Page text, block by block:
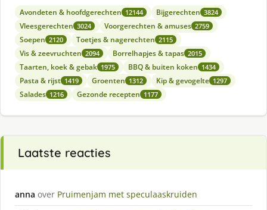
Avondeten & hoofdgerechten 12144 Bijgerechten 3824
Vleesgerechten 3024 Voorgerechten & amuses 2759
Soepen 2120 Toetjes & nagerechten 2115
Vis & zeevruchten 2094 Borrelhapjes & tapas 2015
Taarten, koek & gebak 1975 BBQ & buiten koken 1434
Pasta & rijst 1419 Groenten 1312 Kip & gevogelte 1297
Salades 1216 Gezonde recepten 1177
Laatste reacties
anna over Pruimenjam met speculaaskruiden